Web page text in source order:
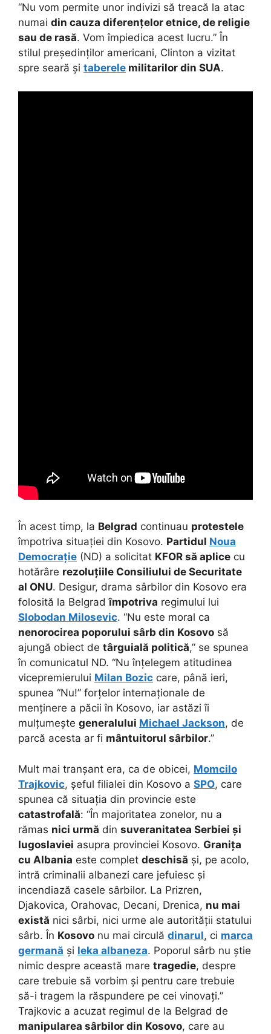
“Nu vom permite unor indivizi să treacă la atac
numai din cauza diferențelor etnice, de religie
sau de rasă. Vom împiedica acest lucru.” În
stilul președinților americani, Clinton a vizitat
spre seară și taberele militarilor din SUA.
În acest timp, la Belgrad continuau protestele
împotriva situației din Kosovo. Partidul Noua
Democrație (ND) a solicitat KFOR să aplice cu
hotărâre rezoluțiile Consiliului de Securitate
al ONU. Desigur, drama sârbilor din Kosovo era
folosită la Belgradîmpotriva regimului lui
Slobodan Milosevic. “Nu este moral ca
nenorocirea poporului sârb din Kosovo să
ajungă obiect de târguială politică,” se spunea
în comunicatul ND. “Nu înțelegem atitudinea
vicepremierului Milan Bozic care, până ieri,
spunea “Nu!” forțelor internaționale de
menținere a păcii în Kosovo, iar astăzi îi
mulțumește generalului Michael Jackson, de
parcă acesta ar fi mântuitorul sârbilor.”
Mult mai tranșant era, ca de obicei, Momcilo
Trajkovic, șeful filialei din Kosovo a SPO, care
spunea că situația din provincie este
catastrofală: “În majoritatea zonelor, nu a
rămas nici urmă din suveranitatea Serbiei și
Iugoslaviei asupra provinciei Kosovo. Granița
cu Albania este complet deschisă și, pe acolo,
intră criminalii albanezi care jefuiesc și
incendiază casele sârbilor. La Prizren,
Djakovica, Orahovac, Decani, Drenica, nu mai
există nici sârbi, nici urme ale autorității statului
sârb. În Kosovo nu mai circulă dinarul, ci marca
germană și leka albaneza. Poporul sârb nu știe
nimic despre această mare tragedie, despre
care trebuie să vorbim și pentru care trebuie
să-i tragem la răspundere pe cei vinovați.”
Trajkovic a acuzat regimul de la Belgrad de
manipularea sârbilor din Kosovo, care au